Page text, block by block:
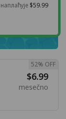
$59.99
$6.99
mesečno
52% OFF